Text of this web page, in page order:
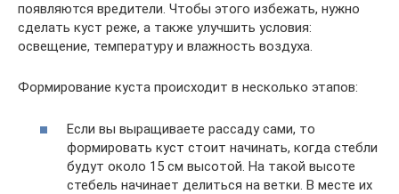
появляются вредители. Чтобы этого избежать, нужно
сделать куст реже, а также улучшить условия:
освещение, температуру и влажность воздуха.
Формирование куста происходит в несколько этапов:
Если вы выращиваете рассаду сами, то
формировать куст стоит начинать, когда стебли
будут около 15 см высотой. На такой высоте
стебель начинает делиться на ветки. В месте их